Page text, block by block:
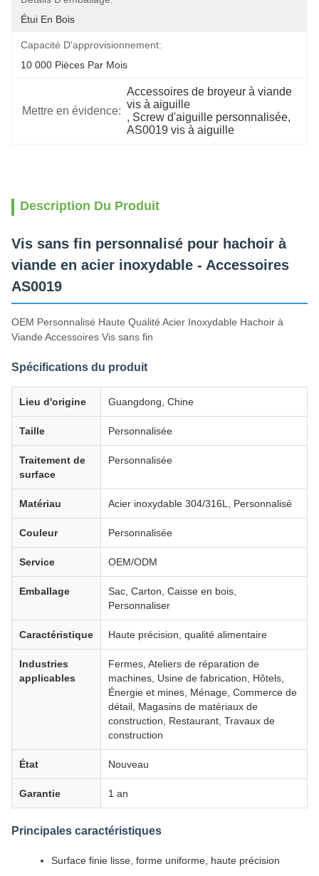
Étui En Bois
Capacité D'approvisionnement:
10 000 Pièces Par Mois
Mettre en évidence:
Accessoires de broyeur à viande
vis à aiguille
, Screw d'aiguille personnalisée,
AS0019 vis à aiguille
Description Du Produit
Vis sans fin personnalisé pour hachoir à
viande en acier inoxydable - Accessoires
AS0019
OEM Personnalisé Haute Qualité Acier Inoxydable Hachoir à
Viande Accessoires Vis sans fin
Spécifications du produit
Lieu d'origine Guangdong, Chine
Taille Personnalisée
Traitement de
surface
Personnalisée
Matériau Acier inoxydable 304/316L, Personnalisé
Couleur Personnalisée
Service OEM/ODM
Emballage
Sac, Carton, Caisse en bois,
Personnaliser
Caractéristique Haute précision, qualité alimentaire
Industries
applicables
Fermes, Ateliers de réparation de
machines, Usine de fabrication, Hôtels,
Énergie et mines, Ménage, Commerce de
détail, Magasins de matériaux de
construction, Restaurant, Travaux de
construction
État Nouveau
Garantie 1 an
Principales caractéristiques
Surface finie lisse, forme uniforme, haute précision